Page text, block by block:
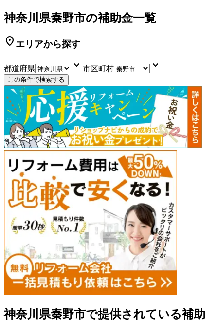
神奈川県秦野市の補助金一覧
location_on エリアから探す
都道府県 keyboard_arrow_down 市区町村 keyboard_arrow_down
この条件で検索する
神奈川県秦野市で提供されている補助